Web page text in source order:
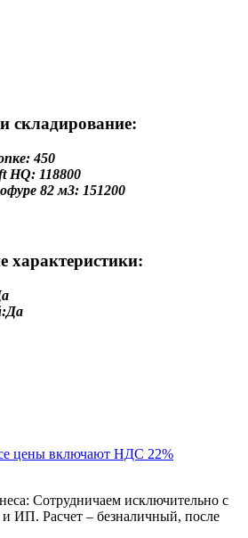
складирование:
450
HQ: 118800
82 м3: 151200
характеристики:
Да
цены включают НДС 22%
Сотрудничаем исключительно с
ИП. Расчет – безналичный, после